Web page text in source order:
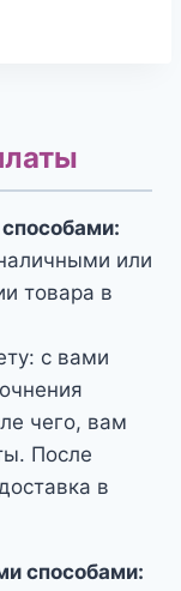
или
товара в
с вами
чего, вам
После
в
способами: